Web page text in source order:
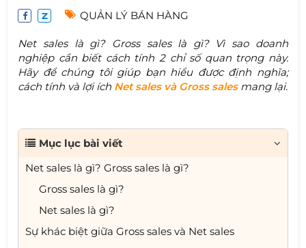
QUẢN LÝ BÁN HÀNG
Net sales là gì? Gross sales là gì? Vì sao doanh
nghiệp cần biết cách tính 2 chỉ số quan trọng này.
Hãy để chúng tôi giúp bạn hiểu được định nghĩa;
cách tính và lợi ích Net sales và Gross salesmang lại.
Mục lục bài viết
Net sales là gì? Gross sales là gì?
Gross sales là gì?
Net sales là gì?
Sự khác biệt giữa Gross sales và Net sales